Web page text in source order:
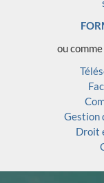
ou comme
Gestion
Droit